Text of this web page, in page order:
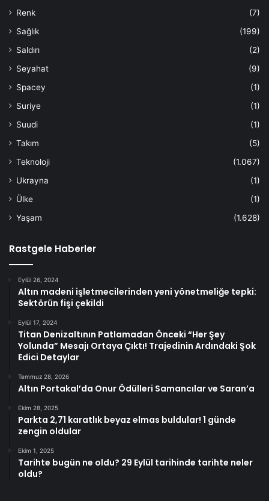
Renk
(7)
Sağlık
(199)
Saldırı
(2)
Seyahat
(9)
Spacey
(1)
Suriye
(1)
Suudi
(1)
Takım
(5)
Teknoloji
(1.067)
Ukrayna
(1)
Ülke
(1)
Yaşam
(1.628)
Rastgele Haberler
Eylül 26, 2024
Altın madeni işletmecilerinden yeni yönetmeliğe tepki:
Sektörün fişi çekildi
Eylül 17, 2024
Titan Denizaltının Patlamadan Önceki “Her Şey
Yolunda” Mesajı Ortaya Çıktı! Trajedinin Ardındaki Şok
Edici Detaylar
Temmuz 28, 2026
Altın Portakal’da Onur Ödülleri Samancılar ve Saran’a
Ekim 28, 2025
Parkta 2,71 karatlık beyaz elmas buldular! 1 günde
zengin oldular
Ekim 1, 2025
Tarihte bugün ne oldu? 29 Eylül tarihinde tarihte neler
oldu?